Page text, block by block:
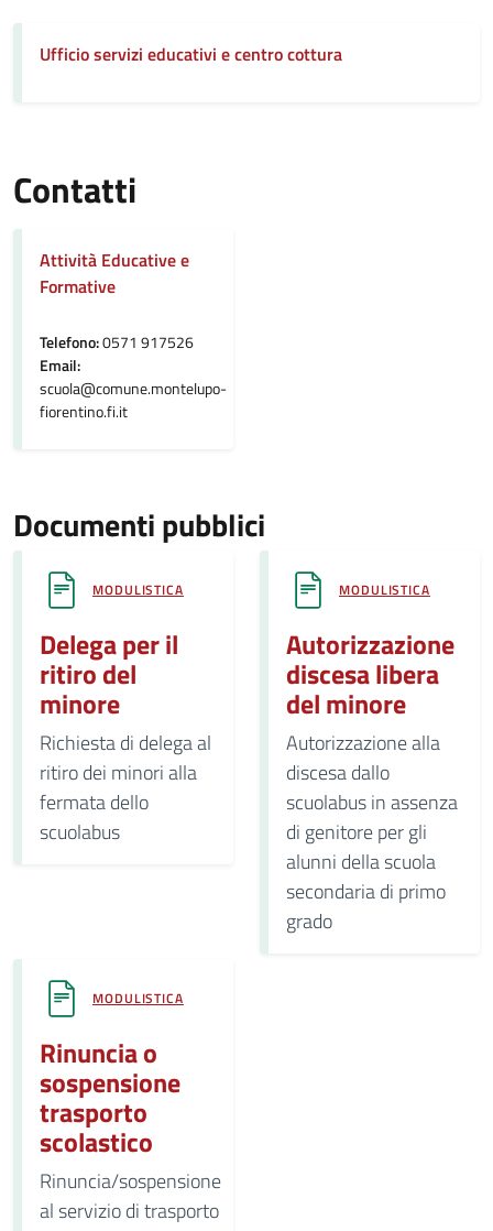
Ufficio servizi educativi e centro cottura
Contatti
Attività Educative e
Formative
Telefono:0571 917526
Email:
scuola@comune.montelupo-
fiorentino.fi.it
Documenti pubblici
MODULISTICA
Delega per il
ritiro del
minore
Richiesta di delega al
ritiro dei minori alla
fermata dello
scuolabus
MODULISTICA
Autorizzazione
discesa libera
del minore
Autorizzazione alla
discesa dallo
scuolabus in assenza
di genitore per gli
alunni della scuola
secondaria di primo
grado
MODULISTICA
Rinuncia o
sospensione
trasporto
scolastico
Rinuncia/sospensione
al servizio di trasporto